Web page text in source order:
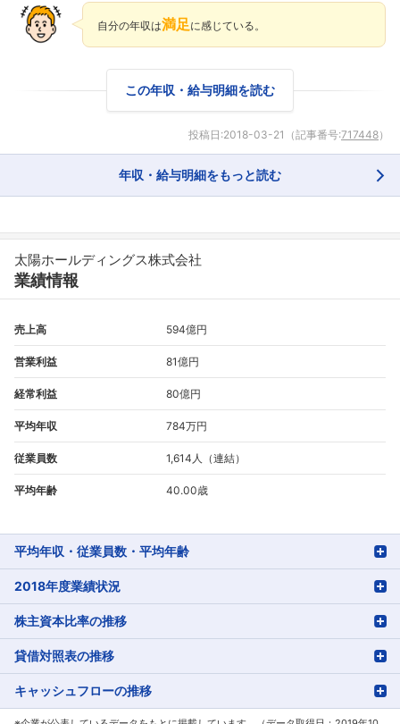
フォローしました
こちらの企業もフォローしませんか？
自分の年収は満足 に感じている。
この年収・給与明細を読む
投稿日:2018-03-21 （記事番号:717448）
年収・給与明細をもっと読む
太陽ホールディングス株式会社
業績情報
売上高 594億円
営業利益 81億円
経常利益 80億円
平均年収 784万円
従業員数 1,614人（連結）
平均年齢 40.00歳
平均年収・従業員数・平均年齢
2018年度業績状況
株主資本比率の推移
貸借対照表の推移
キャッシュフローの推移